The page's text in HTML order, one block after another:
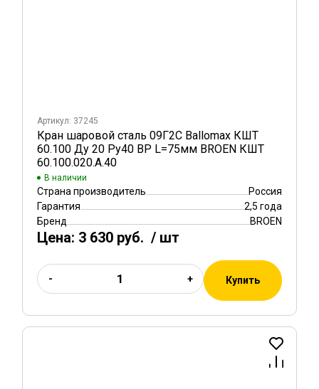
Артикул: 37245
Кран шаровой сталь 09Г2С Ballomax КШТ
60.100 Ду 20 Ру40 ВР L=75мм BROEN КШТ
60.100.020.А.40
В наличии
Страна производитель
Россия
Гарантия
2,5 года
Бренд
BROEN
Цена: 3 630 руб. / шт
- + Купить